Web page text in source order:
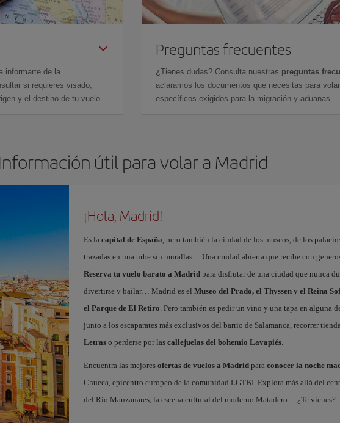
informarte de la
si requieres visado,
y el destino de tu vuelo.
Preguntas frecuentes
¿Tienes dudas? Consulta nuestras preguntas
aclaramos los documentos que necesitas para
específicos exigidos para la migración y aduanas.
útil para volar a Madrid
¡Hola, Madrid!
Es la capital de España, pero también la ciudad de los museos, de los
trazadas en una urbe sin murallas… Una ciudad abierta que recibe con
Reserva tu vuelo barato a Madridpara disfrutar de una ciudad que nunca
divertirse y bailar… Madrid es el Museo del Prado, el Thyssen y el Reina
el Parque de El Retiro. Pero también es pedir un vino y una tapa en alguna
junto a los escaparates más exclusivos del barrio de Salamanca, recorrer
Letraso perderse por las callejuelas del bohemio Lavapiés.
Encuentra las mejores ofertas de vuelos a Madridpara conocer la noche
Chueca, epicentro europeo de la comunidad LGTBI. Explora más allá del
del Río Manzanares, la escena cultural del moderno Matadero… ¿Te vienes?